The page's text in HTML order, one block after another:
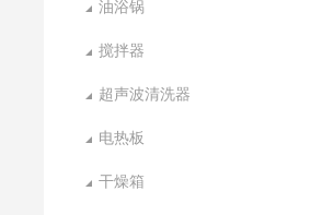
油浴锅
搅拌器
超声波清洗器
电热板
干燥箱